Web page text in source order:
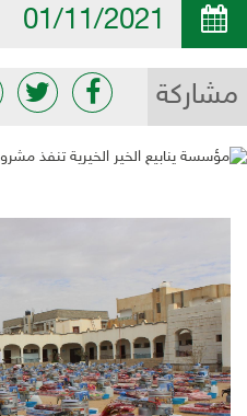
مشاركة